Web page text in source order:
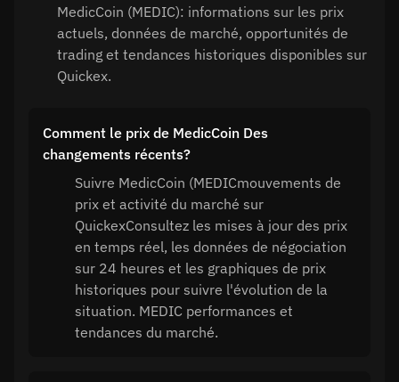
MedicCoin (MEDIC): informations sur les prix
actuels, données de marché, opportunités de
trading et tendances historiques disponibles sur
Quickex.
Comment le prix de MedicCoin Des
changements récents?
Suivre MedicCoin (MEDICmouvements de
prix et activité du marché sur
QuickexConsultez les mises à jour des prix
en temps réel, les données de négociation
sur 24 heures et les graphiques de prix
historiques pour suivre l'évolution de la
situation. MEDIC performances et
tendances du marché.